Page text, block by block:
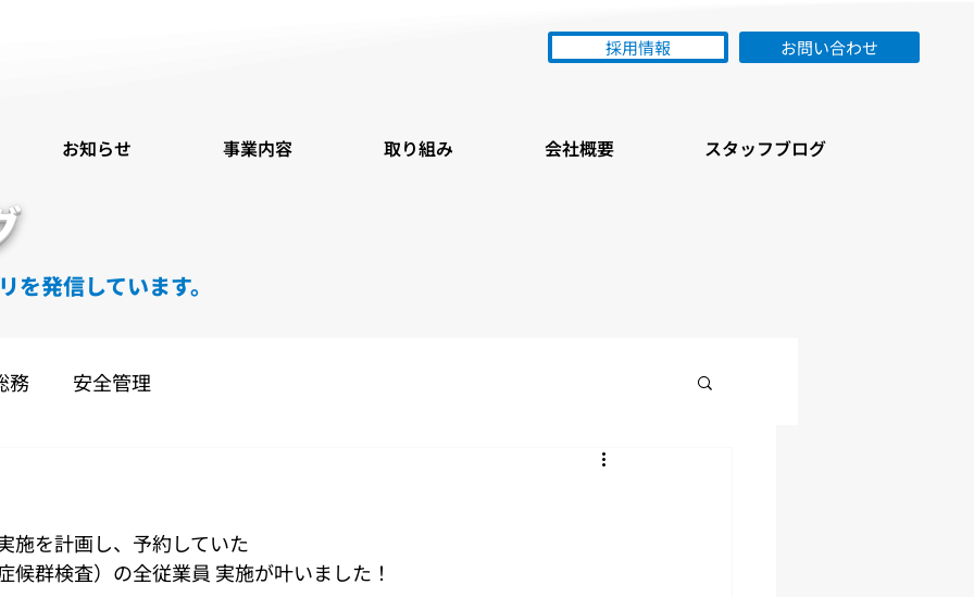
採用情報 お問い合わせ
お知らせ 事業内容 取り組み 会社概要 スタッフブログ
発信しています。
務 安全管理
施を計画し、予約していた
候群検査）の全従業員 実施が叶いました！